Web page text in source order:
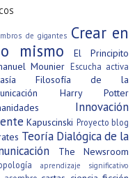
de gigantes Crear en
mismo
El Principito
Mounier Escucha activa
Filosofía de la
Harry Potter
Innovación
Kapuscinski Proyecto blog
Teoría Dialógica de la
The Newsroom
aprendizaje significativo